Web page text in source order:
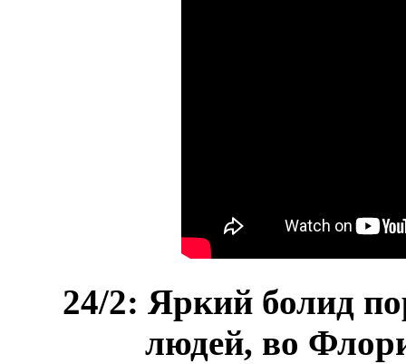
24/2: Яркий болид
людей, во